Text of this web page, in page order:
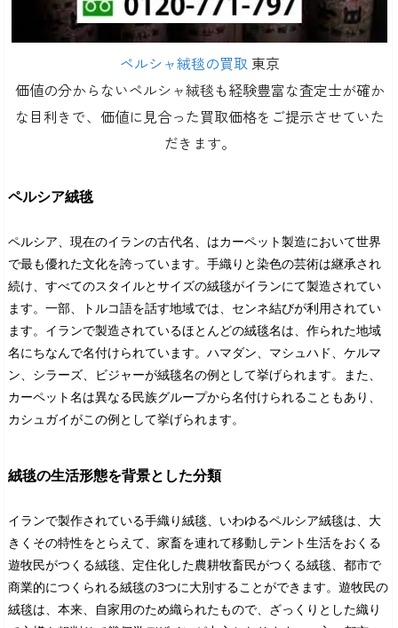
ペルシャ絨毯の買取東京
価値の分からないペルシャ絨毯も経験豊富な査定士が確か
な目利きで、価値に見合った買取価格をご提示させていた
だきます。
ペルシア絨毯
ペルシア、現在のイランの古代名、はカーペット製造において世界
で最も優れた文化を誇っています。手織りと染色の芸術は継承され
続け、すべてのスタイルとサイズの絨毯がイランにて製造されてい
ます。一部、トルコ語を話す地域では、センネ結びが利用されてい
ます。イランで製造されているほとんどの絨毯名は、作られた地域
名にちなんで名付けられています。ハマダン、マシュハド、ケルマ
ン、シラーズ、ビジャーが絨毯名の例として挙げられます。また、
カーペット名は異なる民族グループから名付けられることもあり、
カシュガイがこの例として挙げられます。
絨毯の生活形態を背景とした分類
イランで製作されている手織り絨毯、いわゆるペルシア絨毯は、大
きくその特性をとらえて、家畜を連れて移動しテント生活をおくる
遊牧民がつくる絨毯、定住化した農耕牧畜民がつくる絨毯、都市で
商業的につくられる絨毯の3つに大別することができます。遊牧民の
絨毯は、本来、自家用のため織られたもので、ざっくりとした織り